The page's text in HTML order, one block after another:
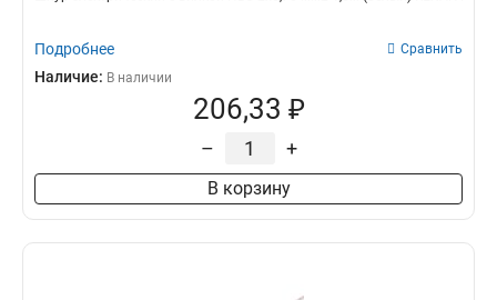
Подробнее Сравнить
Наличие: В наличии
206,33 ₽
– +
В корзину